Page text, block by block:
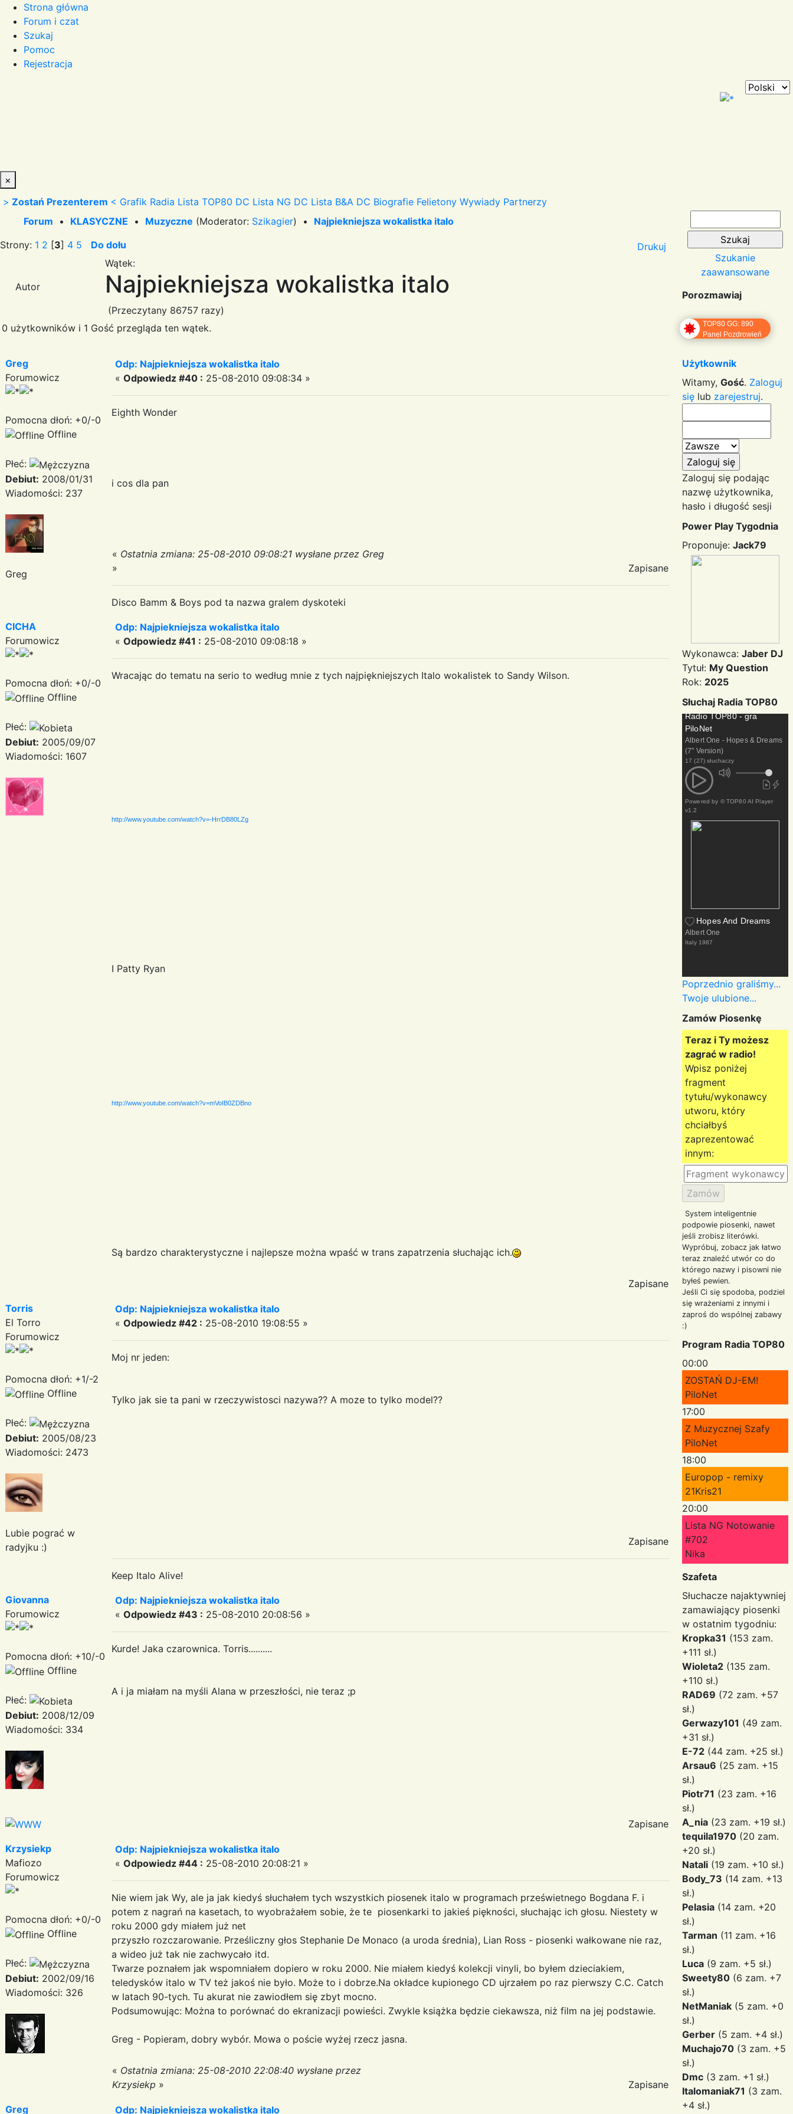
Strona główna
Forum i czat
Szukaj
Pomoc
Rejestracja
×
> Zostań Prezenterem < Grafik Radia Lista TOP80 DC Lista NG DC Lista B&A DC Biografie Felietony Wywiady Partnerzy
Forum • KLASYCZNE • Muzyczne (Moderator: Szikagier) • Najpiekniejsza wokalistka italo
Strony: 1 2 [3] 4 5 Do dołu Drukuj
Autor
Wątek:
Najpiekniejsza wokalistka italo
(Przeczytany 86757 razy)
0 użytkowników i 1 Gość przegląda ten wątek.
Greg
Forumowicz
Pomocna dłoń: +0/-0
Offline
Płeć:
Debiut: 2008/01/31
Wiadomości: 237
Greg
Odp: Najpiekniejsza wokalistka italo
« Odpowiedz #40 : 25-08-2010 09:08:34 »
Eighth Wonder
i cos dla pan
« Ostatnia zmiana: 25-08-2010 09:08:21 wysłane przez Greg
»
Zapisane
Disco Bamm & Boys pod ta nazwa gralem dyskoteki
CICHA
Forumowicz
Pomocna dłoń: +0/-0
Offline
Płeć:
Debiut: 2005/09/07
Wiadomości: 1607
Odp: Najpiekniejsza wokalistka italo
« Odpowiedz #41 : 25-08-2010 09:08:18 »
Wracając do tematu na serio to według mnie z tych najpiękniejszych Italo wokalistek to Sandy Wilson.
http://www.youtube.com/watch?v=-HrrDB80LZg
I Patty Ryan
http://www.youtube.com/watch?v=mVoIB0ZDBno
Są bardzo charakterystyczne i najlepsze można wpaść w trans zapatrzenia słuchając ich.
Zapisane
Torris
El Torro
Forumowicz
Pomocna dłoń: +1/-2
Offline
Płeć:
Debiut: 2005/08/23
Wiadomości: 2473
Lubie pograć w
radyjku :)
Odp: Najpiekniejsza wokalistka italo
« Odpowiedz #42 : 25-08-2010 19:08:55 »
Moj nr jeden:
Tylko jak sie ta pani w rzeczywistosci nazywa?? A moze to tylko model??
Zapisane
Keep Italo Alive!
Giovanna
Forumowicz
Pomocna dłoń: +10/-0
Offline
Płeć:
Debiut: 2008/12/09
Wiadomości: 334
Odp: Najpiekniejsza wokalistka italo
« Odpowiedz #43 : 25-08-2010 20:08:56 »
Kurde! Jaka czarownica. Torris..........
A i ja miałam na myśli Alana w przeszłości, nie teraz ;p
Zapisane
Krzysiekp
Mafiozo
Forumowicz
Pomocna dłoń: +0/-0
Offline
Płeć:
Debiut: 2002/09/16
Wiadomości: 326
Odp: Najpiekniejsza wokalistka italo
« Odpowiedz #44 : 25-08-2010 20:08:21 »
Nie wiem jak Wy, ale ja jak kiedyś słuchałem tych wszystkich piosenek italo w programach prześwietnego Bogdana F. i
potem z nagrań na kasetach, to wyobrażałem sobie, że te piosenkarki to jakieś piękności, słuchając ich głosu. Niestety w
roku 2000 gdy miałem już net
przyszło rozczarowanie. Prześliczny głos Stephanie De Monaco (a uroda średnia), Lian Ross - piosenki wałkowane nie raz,
a wideo już tak nie zachwycało itd.
Twarze poznałem jak wspomniałem dopiero w roku 2000. Nie miałem kiedyś kolekcji vinyli, bo byłem dzieciakiem,
teledysków italo w TV też jakoś nie było. Może to i dobrze.Na okładce kupionego CD ujrzałem po raz pierwszy C.C. Catch
w latach 90-tych. Tu akurat nie zawiodłem się zbyt mocno.
Podsumowując: Można to porównać do ekranizacji powieści. Zwykle książka będzie ciekawsza, niż film na jej podstawie.
Greg - Popieram, dobry wybór. Mowa o poście wyżej rzecz jasna.
« Ostatnia zmiana: 25-08-2010 22:08:40 wysłane przez
Krzysiekp » Zapisane
Greg Odp: Najpiekniejsza wokalistka italo
Szukanie
zaawansowane
Porozmawiaj
TOP80 GG: 890
Panel Pozdrowień
Użytkownik
Witamy, Gość. Zaloguj
się lub zarejestruj.
Zaloguj się podając
nazwę użytkownika,
hasło i długość sesji
Power Play Tygodnia
Proponuje: Jack79
Wykonawca: Jaber DJ
Tytuł: My Question
Rok: 2025
Słuchaj Radia TOP80
Radio TOP80 - gra
PiloNet
Albert One - Hopes & Dreams
(7" Version)
17 (27) słuchaczy
Powered by © TOP80 AI Player
v1.2
Hopes And Dreams
Albert One
Italy 1987
Poprzednio graliśmy...
Twoje ulubione...
Zamów Piosenkę
Teraz i Ty możesz
zagrać w radio!
Wpisz poniżej
fragment
tytułu/wykonawcy
utworu, który
chciałbyś
zaprezentować
innym:
System inteligentnie
podpowie piosenki, nawet
jeśli zrobisz literówki.
Wypróbuj, zobacz jak łatwo
teraz znaleźć utwór co do
którego nazwy i pisowni nie
byłeś pewien.
Jeśli Ci się spodoba, podziel
się wrażeniami z innymi i
zaproś do wspólnej zabawy
:)
Program Radia TOP80
00:00
ZOSTAŃ DJ-EM!
PiloNet
17:00
Z Muzycznej Szafy
PiloNet
18:00
Europop - remixy
21Kris21
20:00
Lista NG Notowanie
#702
Nika
Szafeta
Słuchacze najaktywniej
zamawiający piosenki
w ostatnim tygodniu:
Kropka31 (153 zam.
+111 sł.)
Wioleta2 (135 zam.
+110 sł.)
RAD69 (72 zam. +57
sł.)
Gerwazy101 (49 zam.
+31 sł.)
E-72 (44 zam. +25 sł.)
Arsau6 (25 zam. +15
sł.)
Piotr71 (23 zam. +16
sł.)
A_nia (23 zam. +19 sł.)
tequila1970 (20 zam.
+20 sł.)
Natali (19 zam. +10 sł.)
Body_73 (14 zam. +13
sł.)
Pelasia (14 zam. +20
sł.)
Tarman (11 zam. +16
sł.)
Luca (9 zam. +5 sł.)
Sweety80 (6 zam. +7
sł.)
NetManiak (5 zam. +0
sł.)
Gerber (5 zam. +4 sł.)
Muchajo70 (3 zam. +5
sł.)
Dmc (3 zam. +1 sł.)
Italomaniak71 (3 zam.
+4 sł.)